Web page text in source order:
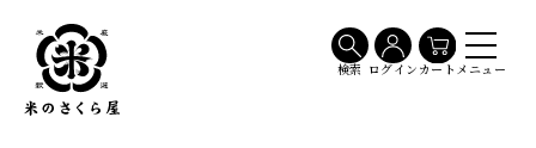
検索 ログイン カート メニュー